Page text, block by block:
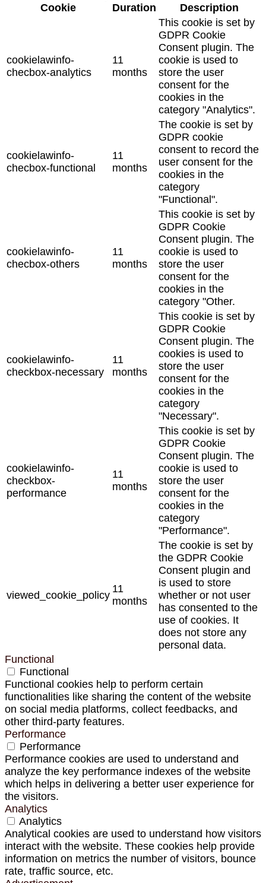
Cookie
Duration Description
cookielawinfo-
checbox-analytics
11
months
This cookie is set by
GDPR Cookie
Consent plugin. The
cookie is used to
store the user
consent for the
cookies in the
category "Analytics".
cookielawinfo-
checbox-functional
11
months
The cookie is set by
GDPR cookie
consent to record the
user consent for the
cookies in the
category
"Functional".
cookielawinfo-
checbox-others
11
months
This cookie is set by
GDPR Cookie
Consent plugin. The
cookie is used to
store the user
consent for the
cookies in the
category "Other.
cookielawinfo-
checkbox-necessary
11
months
This cookie is set by
GDPR Cookie
Consent plugin. The
cookies is used to
store the user
consent for the
cookies in the
category
"Necessary".
cookielawinfo-
checkbox-
performance
11
months
This cookie is set by
GDPR Cookie
Consent plugin. The
cookie is used to
store the user
consent for the
cookies in the
category
"Performance".
viewed_cookie_policy
11
months
The cookie is set by
the GDPR Cookie
Consent plugin and
is used to store
whether or not user
has consented to the
use of cookies. It
does not store any
personal data.
Functional
Functional
Functional cookies help to perform certain
functionalities like sharing the content of the website
on social media platforms, collect feedbacks, and
other third-party features.
Performance
Performance
Performance cookies are used to understand and
analyze the key performance indexes of the website
which helps in delivering a better user experience for
the visitors.
Analytics
Analytics
Analytical cookies are used to understand how visitors
interact with the website. These cookies help provide
information on metrics the number of visitors, bounce
rate, traffic source, etc.